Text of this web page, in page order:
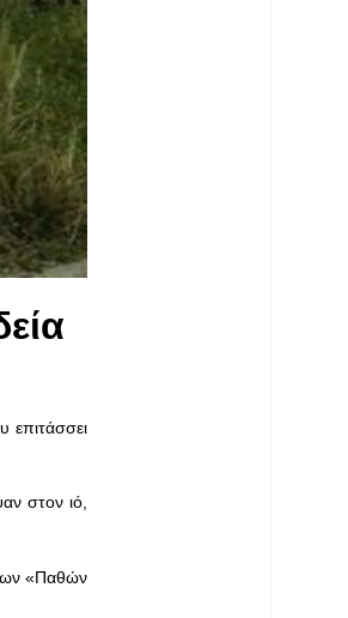
επιτάσσει
στον ιό,
«Παθών